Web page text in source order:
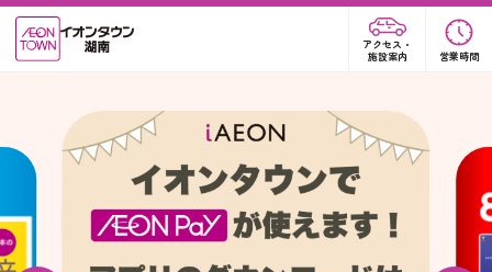
アクセス・
施設案内
営業時間